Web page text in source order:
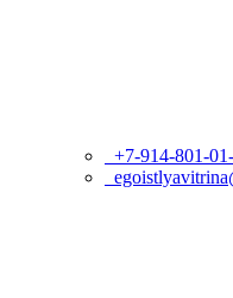
+7-914-801-